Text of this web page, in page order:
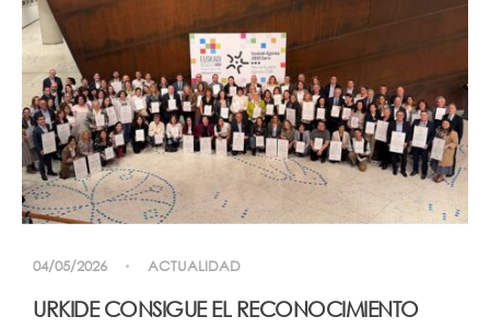
04/05/2026 ACTUALIDAD
URKIDE CONSIGUE EL RECONOCIMIENTO